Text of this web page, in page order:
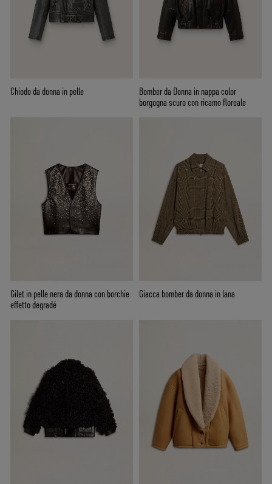
Chiodo da donna in pelle
Bomber da Donna in nappa color
borgogna scuro con ricamo floreale
Gilet in pelle nera da donna con borchie
effetto degradé
Giacca bomber da donna in lana